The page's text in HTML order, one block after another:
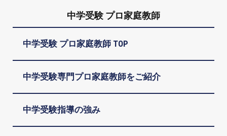
中学受験 プロ家庭教師
中学受験 プロ家庭教師 TOP
中学受験専門プロ家庭教師をご紹介
中学受験指導の強み